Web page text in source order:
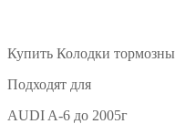
Купить Колодки
Подходят для
AUDI A-6 до 2005г